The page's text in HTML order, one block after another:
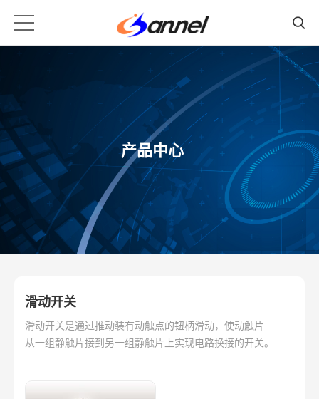
产品中心
滑动开关
滑动开关是通过推动装有动触点的钮柄滑动，使动触片
从一组静触片接到另一组静触片上实现电路换接的开关。